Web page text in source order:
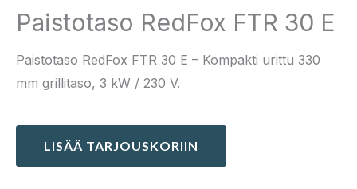
Paistotaso RedFox FTR 30 E
Paistotaso RedFox FTR 30 E – Kompakti urittu 330
mm grillitaso, 3 kW / 230 V.
LISÄÄ TARJOUSKORIIN